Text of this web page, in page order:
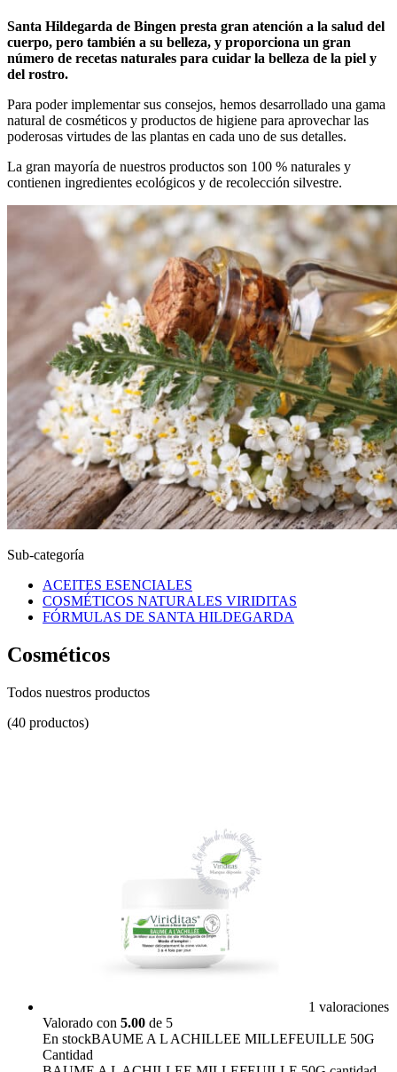
Santa Hildegarda de Bingen presta gran atención a la salud del
cuerpo, pero también a su belleza, y proporciona un gran
número de recetas naturales para cuidar la belleza de la piel y
del rostro.
Para poder implementar sus consejos, hemos desarrollado una gama
natural de cosméticos y productos de higiene para aprovechar las
poderosas virtudes de las plantas en cada uno de sus detalles.
La gran mayoría de nuestros productos son 100 % naturales y
contienen ingredientes ecológicos y de recolección silvestre.
Sub-categoría
ACEITES ESENCIALES
COSMÉTICOS NATURALES VIRIDITAS
FÓRMULAS DE SANTA HILDEGARDA
Cosméticos
Todos nuestros productos
(40 productos)
1 valoraciones
Valorado con 5.00 de 5
En stockBAUME A L ACHILLEE MILLEFEUILLE 50G
Cantidad